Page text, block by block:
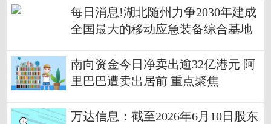
每日消息!湖北随州力争2030年建成
全国最大的移动应急装备综合基地
南向资金今日净卖出逾32亿港元 阿
里巴巴遭卖出居前 重点聚焦
万达信息：截至2026年6月10日股东